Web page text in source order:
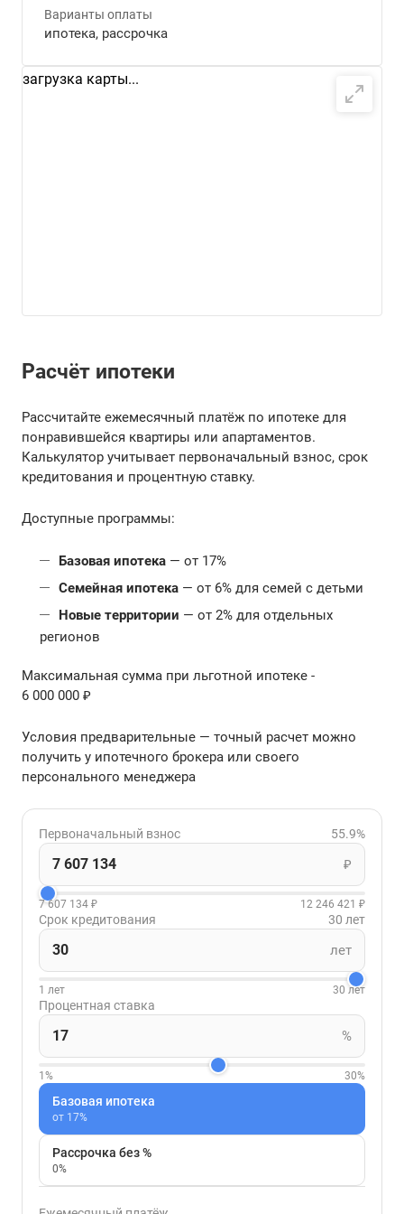
Варианты оплаты
ипотека, рассрочка
загрузка карты...
Расчёт ипотеки
Рассчитайте ежемесячный платёж по ипотеке для
понравившейся квартиры или апартаментов.
Калькулятор учитывает первоначальный взнос, срок
кредитования и процентную ставку.
Доступные программы:
Базовая ипотека — от 17%
Семейная ипотека — от 6% для семей с детьми
Новые территории — от 2% для отдельных
регионов
Максимальная сумма при льготной ипотеке -
6 000 000 ₽
Условия предварительные — точный расчет можно
получить у ипотечного брокера или своего
персонального менеджера
Первоначальный взнос 55.9%
₽
7 607 134 ₽ 12 246 421 ₽
Срок кредитования 30 лет
лет
1 лет 30 лет
Процентная ставка
%
1% 30%
Базовая ипотека
от 17%
Рассрочка без %
0%